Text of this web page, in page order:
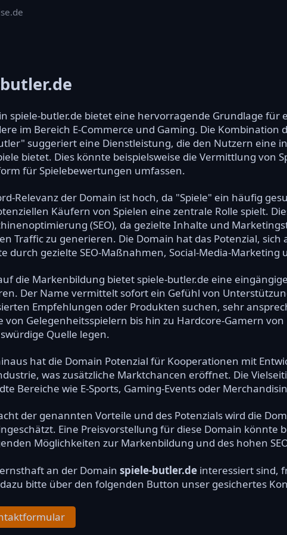
spiele-butler.de bietet eine hervorragende Grundlage für
im Bereich E-Commerce und Gaming. Die Kombination
suggeriert eine Dienstleistung, die den Nutzern eine
bietet. Dies könnte beispielsweise die Vermittlung von
für Spielebewertungen umfassen.
Relevanz der Domain ist hoch, da "Spiele" ein häufig
Käufern von Spielen eine zentrale Rolle spielt.
(SEO), da gezielte Inhalte und
Traffic zu generieren. Die Domain hat das Potenzial,
durch gezielte SEO-Maßnahmen, Social-Media-
die Markenbildung bietet spiele-butler.de eine
Der Name vermittelt sofort ein Gefühl von
Empfehlungen oder Produkten suchen, sehr
von Gelegenheitsspielern bis hin zu Hardcore-Gamern
Quelle legen.
hat die Domain Potenzial für Kooperationen mit
was zusätzliche Marktchancen eröffnet. Die
Bereiche wie E-Sports, Gaming-Events oder
der genannten Vorteile und des Potenzials wird die
Eine Preisvorstellung für diese Domain könnte
Möglichkeiten zur Markenbildung und des hohen
an der Domain spiele-butler.de interessiert sind,
dazu bitte über den folgenden Button unser gesichertes